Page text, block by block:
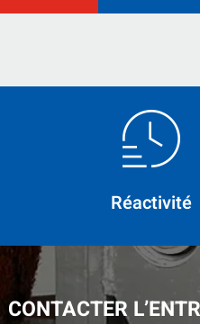
Réactivité
CONTACTER